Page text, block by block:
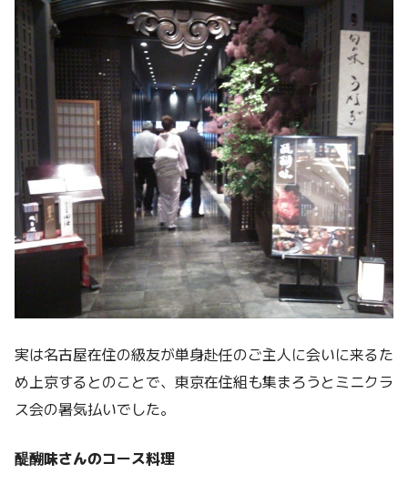
実は名古屋在住の級友が単身赴任のご主人に会いに来るた
め上京するとのことで、東京在住組も集まろうとミニクラ
ス会の暑気払いでした。
醍醐味さんのコース料理